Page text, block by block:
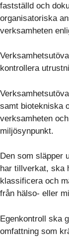
fastställd och
organisatoriska
verksamheten
kontrollera
samt biotekniska
verksamheten
miljösynpunkt.
Den som släpper
har tillverkat, ​​ska
klassificera och
från hälso- eller
Egenkontroll ska
omfattning som